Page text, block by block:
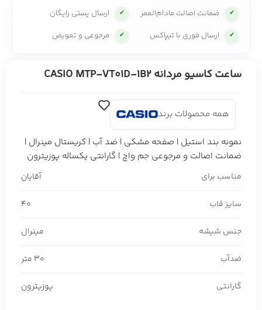
✔ ضمانت اصالت مادام‌العمر ✔ ارسال پستی رایگان
✔ ارسال فوری با تیپاکس ✔ مرجوعی و تعویض
ساعت کاسیو مردانه CASIO MTP-VT01D-1B2
همه محصولات برند
نمونه بند استیل | صفحه مشکی | ضد آب | کریستال مینرال |
ضمانت اصالت و مرجوعی جم واچ | گارانتی یکساله پوزیترون
مناسب برای آقایان
سایز قاب 40
جنس شیشه مینرال
ضدآب 30 متر
گارانتی پوزیترون